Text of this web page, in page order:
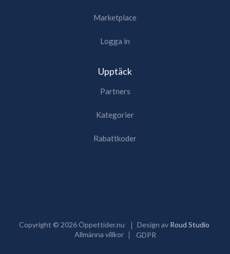
Marketplace
Logga in
Upptäck
Partners
Kategorier
Rabattkoder
Copyright © 2026Öppettider.nu Design av Roud Studio
Allmänna villkor
GDPR